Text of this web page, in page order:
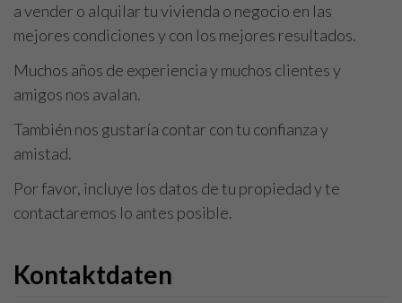
a vender o alquilar tu vivienda o negocio en las
mejores condiciones y con los mejores resultados.
Muchos años de experiencia y muchos clientes y
amigos nos avalan.
También nos gustaría contar con tu confianza y
amistad.
Por favor, incluye los datos de tu propiedad y te
contactaremos lo antes posible.
Kontaktdaten